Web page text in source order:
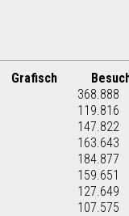
Grafisch
368.888
119.816
147.822
163.643
184.877
159.651
127.649
107.575